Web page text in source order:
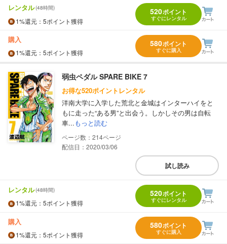
レンタル(48時間)
1%還元 ：5ポイント獲得
520ポイント
すぐにレンタル
購入
1%還元 ：5ポイント獲得
580ポイント
すぐに購入
弱虫ペダル SPARE BIKE 7
お得な520ポイントレンタル
洋南大学に入学した荒北と金城はインターハイをと
もに走った“ある男”と出会う。しかしその男は自転
車...もっと読む
214
配信日：2020/03/06
試し読み
レンタル(48時間)
1%還元 ：5ポイント獲得
520ポイント
すぐにレンタル
購入
1%還元 ：5ポイント獲得
580ポイント
すぐに購入